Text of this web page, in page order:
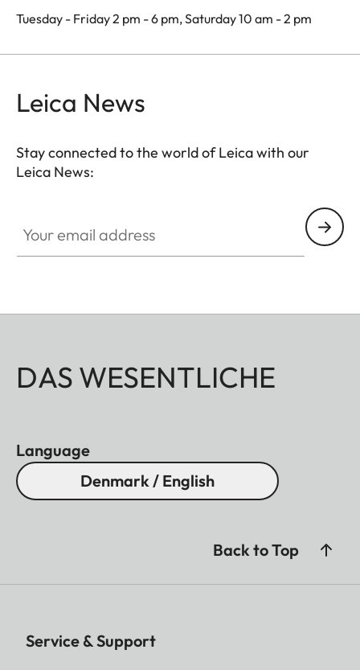
Tuesday - Friday 2 pm - 6 pm, Saturday 10 am - 2 pm
Leica News
Stay connected to the world of Leica with our
Leica News:
DAS WESENTLICHE
Language
Denmark / English
Back to Top
Service & Support